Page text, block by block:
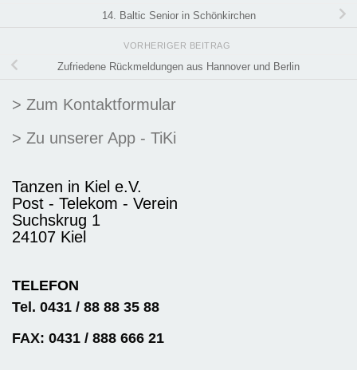
14. Baltic Senior in Schönkirchen
VORHERIGER BEITRAG
Zufriedene Rückmeldungen aus Hannover und Berlin
> Zum Kontaktformular
> Zu unserer App - TiKi
Tanzen in Kiel e.V.
Post - Telekom - Verein
Suchskrug 1
24107 Kiel
TELEFON
Tel. 0431 / 88 88 35 88
FAX: 0431 / 888 666 21